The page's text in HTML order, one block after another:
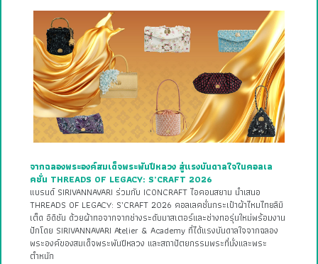
จากฉลองพระองค์สมเด็จพระพันปีหลวง สู่แรงบันดาลใจในคอลเล
คชั่น THREADS OF LEGACY: S’CRAFT 2026
แบรนด์ SIRIVANNAVARI ร่วมกับ ICONCRAFT ไอคอนสยาม นำเสนอ
THREADS OF LEGACY: S’CRAFT 2026 คอลเลคชั่นกระเป๋าผ้าไหมไทยลิมิ
เต็ด อิดิชัน ด้วยผ้าทอจากจากช่างระดับมาสเตอร์และช่างทอรุ่นใหม่พร้อมงาน
ปักโดย SIRIVANNAVARI Atelier & Academy ที่ได้แรงบันดาลใจจากฉลอง
พระองค์ของสมเด็จพระพันปีหลวง และสถาปัตยกรรมพระที่นั่งและพระ
ตำหนัก